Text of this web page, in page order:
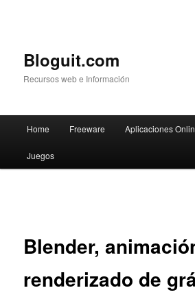
Bloguit.com
Recursos web e Información
Skip
to
Home Freeware Aplicaciones
Juegos
Blender,
renderizado de